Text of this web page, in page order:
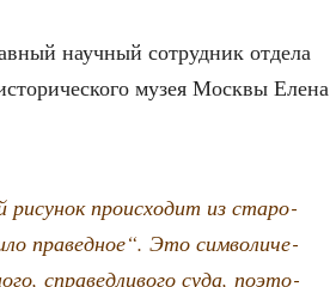
науч­ный сотруд­ник отде­ла
музея Моск­вы Еле­на
рису­нок про­ис­хо­дит из ста­ро­
пра­вед­ное“. Это сим­во­ли­че­
спра­вед­ли­во­го суда, поэто­